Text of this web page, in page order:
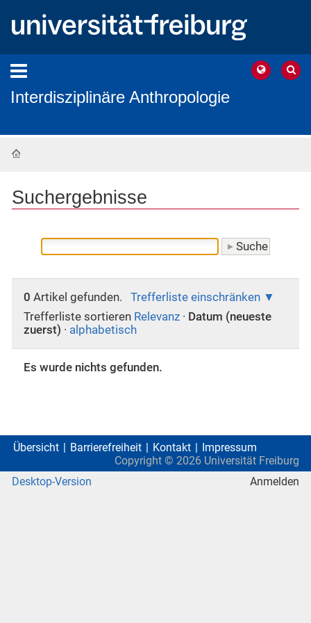
Interdisziplinäre Anthropologie
Suchergebnisse
0 Artikel gefunden.
Trefferliste einschränken
Trefferliste sortieren Relevanz · Datum (neueste
zuerst) · alphabetisch
Es wurde nichts gefunden.
Übersicht Barrierefreiheit Kontakt
Impressum
Copyright © 2026 Universität Freiburg
Desktop-Version
Anmelden